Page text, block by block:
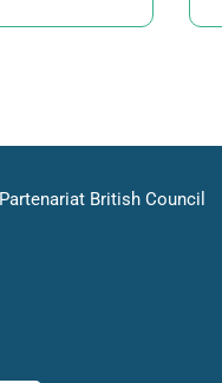
Partenariat British Council